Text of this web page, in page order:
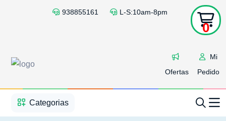
938855161 L-S:10am-8pm
Ofertas
Mi
Pedido
0
Categorias